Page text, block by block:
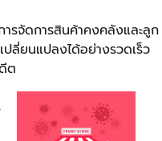
รจัดการสินค้าคงคลังและลูก
ลี่ยนแปลงได้อย่างรวดเร็ว
ต